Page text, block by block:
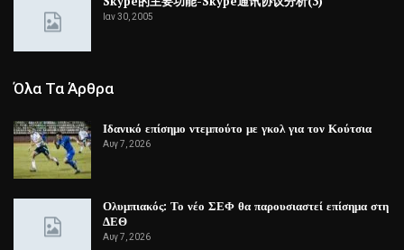
Ιαν 30, 2005
Όλα Τα Άρθρα
Ιδανικό επίσημο ντεμπούτο με γκολ για τον Κούτσια
Αυγ 7, 2026
Ολυμπιακός: Το νέο ΣΕΦ θα παρουσιαστεί επίσημα στη
ΔΕΘ
Αυγ 7, 2026